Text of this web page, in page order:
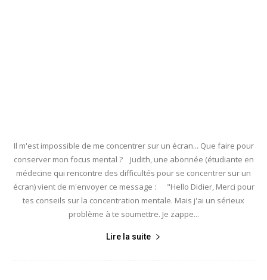
Il m'est impossible de me concentrer sur un écran... Que faire pour
conserver mon focus mental ? Judith, une abonnée (étudiante en
médecine qui rencontre des difficultés pour se concentrer sur un
écran) vient de m'envoyer ce message : "Hello Didier, Merci pour
tes conseils sur la concentration mentale. Mais j'ai un sérieux
problème à te soumettre. Je zappe...
Lire la suite